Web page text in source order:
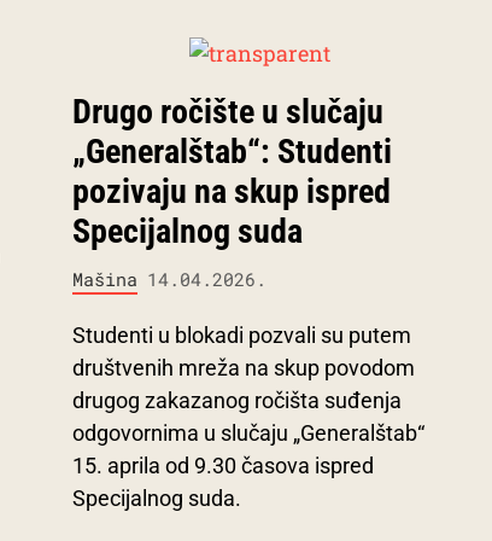
Drugo ročište u slučaju
„Generalštab“: Studenti
pozivaju na skup ispred
Specijalnog suda
Mašina 14.04.2026.
Studenti u blokadi pozvali su putem
društvenih mreža na skup povodom
drugog zakazanog ročišta suđenja
odgovornima u slučaju „Generalštab“
15. aprila od 9.30 časova ispred
Specijalnog suda.